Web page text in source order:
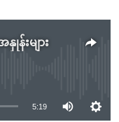
န်းများ
available
5:19